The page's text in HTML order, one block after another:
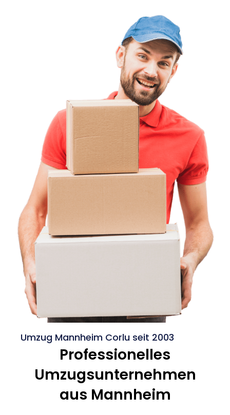
Umzug Mannheim Corlu seit 2003
Professionelles
Umzugsunternehmen
aus Mannheim